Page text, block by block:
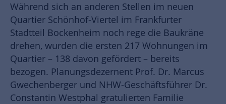
Während sich an anderen Stellen im neuen
Quartier Schönhof-Viertel im Frankfurter
Stadtteil Bockenheim noch rege die Baukräne
drehen, wurden die ersten 217 Wohnungen im
Quartier – 138 davon gefördert – bereits
bezogen. Planungsdezernent Prof. Dr. Marcus
Gwechenberger und NHW-Geschäftsführer Dr.
Constantin Westphal gratulierten Familie